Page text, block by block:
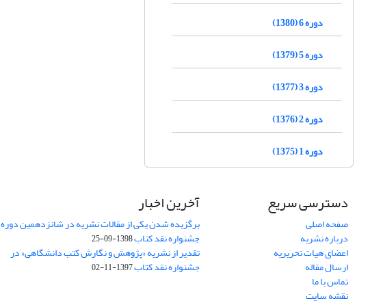
دوره 6 (1380)
دوره 5 (1379)
دوره 3 (1377)
دوره 2 (1376)
دوره 1 (1375)
دسترسی سریع
صفحه اصلی
درباره نشریه
اعضای هیات تحریریه
ارسال مقاله
تماس با ما
نقشه سایت
آخرین اخبار
برگزیده شدن یکی از مقالات نشریه در شانزدهمین دوره
جشنواره نقد کتاب1398-09-25
تقدیر از نشریه «پژوهش و نگارش کتب دانشگاهی» در
جشنواره نقد کتاب1397-11-02